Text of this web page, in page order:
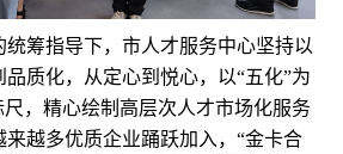
筹指导下，市人才服务中心坚持以
质化，从定心到悦心，以“五化”为
尺，精心绘制高层次人才市场化服务
越多优质企业踊跃加入，“金卡合